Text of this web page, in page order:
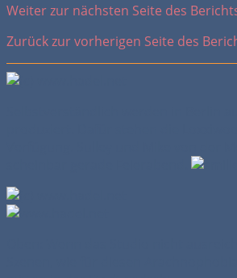
Weiter zur nächsten Seite des
Zurück zur vorherigen Seite des